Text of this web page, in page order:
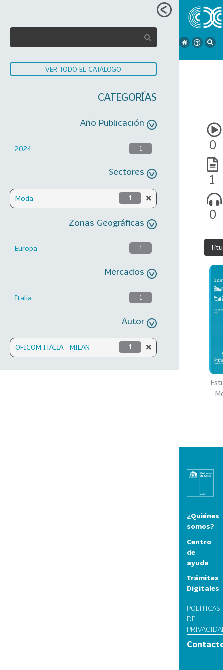
VER TODO EL CATÁLOGO
CATEGORÍAS
Año Publicación
2024 1
Sectores
Moda 1
Zonas Geográficas
Europa 1
Mercados
Italia 1
Autor
OFICOM ITALIA - MILAN 1
0
1
0
¿Quiénes
somos?
Centro
de
ayuda
Trámites
Digitales
POLÍTICAS
DE